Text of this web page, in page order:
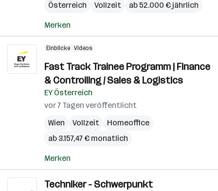
Österreich
Vollzeit ab 52.000 € jährlich
Merken
Einblicke Videos
Fast Track Trainee Programm | Finance
& Controlling / Sales & Logistics
EY Österreich
vor 7 Tagen veröffentlicht
Wien
Vollzeit
Homeoffice
ab 3.157,47 € monatlich
Merken
Techniker - Schwerpunkt